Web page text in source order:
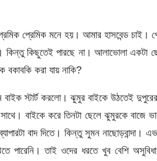
প্রেমিক মনে হয়। আমার হাসবেন্ড চাই।
কিন্তু কিছুতেই পারছে না। আলাভোলা একটা
বকাবকি করা যায় নাকি?
বাইক স্টার্ট করলো। ঝুমুর বাইকে উঠতেই
বাইকে করে তিনটা ছেলে ঝুমুরকে বাজে
বাদ দিতে। কিন্তু সুমন
পারেনি। তাই ওদের ধরতে খুব বেশি